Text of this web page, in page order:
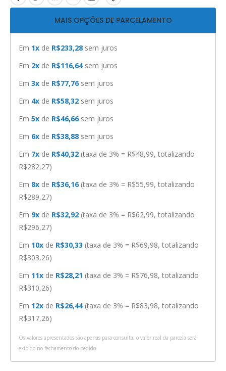
MAIS OPÇÕES DE PARCELAMENTO
Em 1x de R$233,28 sem juros
Em 2x de R$116,64 sem juros
Em 3x de R$77,76 sem juros
Em 4x de R$58,32 sem juros
Em 5x de R$46,66 sem juros
Em 6x de R$38,88 sem juros
Em 7x de R$40,32 (taxa de 3% = R$48,99, totalizando
R$282,27)
Em 8x de R$36,16 (taxa de 3% = R$55,99, totalizando
R$289,27)
Em 9x de R$32,92 (taxa de 3% = R$62,99, totalizando
R$296,27)
Em 10x de R$30,33 (taxa de 3% = R$69,98, totalizando
R$303,26)
Em 11x de R$28,21 (taxa de 3% = R$76,98, totalizando
R$310,26)
Em 12x de R$26,44 (taxa de 3% = R$83,98, totalizando
R$317,26)
Os valores apresentados são apenas para consulta, o valor real da parcela será
exibido no fechamento do pedido.